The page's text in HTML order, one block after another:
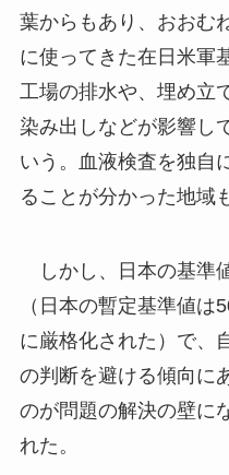
葉からもあり、おおむ
に使ってきた在日米軍
工場の排水や、埋め立
染み出しなどが影響し
いう。血液検査を独自
ることが分かった地域
しかし、日本の基準
（日本の暫定基準値
に厳格化された）で、
の判断を避ける傾向に
のが問題の解決の壁に
れた。